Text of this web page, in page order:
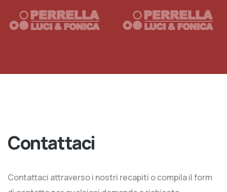
Contattaci
Contattaci attraverso i nostri recapiti o compila il form